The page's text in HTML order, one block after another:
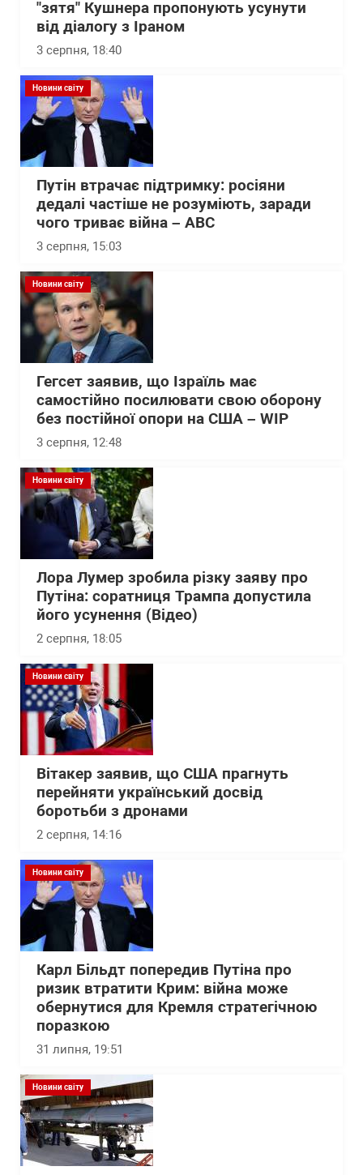
"зятя" Кушнера пропонують усунути
від діалогу з Іраном
3 серпня, 18:40
Новини світу
Путін втрачає підтримку: росіяни
дедалі частіше не розуміють, заради
чого триває війна – АВС
3 серпня, 15:03
Новини світу
Гегсет заявив, що Ізраїль має
самостійно посилювати свою оборону
без постійної опори на США – WІP
3 серпня, 12:48
Новини світу
Лора Лумер зробила різку заяву про
Путіна: соратниця Трампа допустила
його усунення (Відео)
2 серпня, 18:05
Новини світу
Вітакер заявив, що США прагнуть
перейняти український досвід
боротьби з дронами
2 серпня, 14:16
Новини світу
Карл Більдт попередив Путіна про
ризик втратити Крим: війна може
обернутися для Кремля стратегічною
поразкою
31 липня, 19:51
Новини світу